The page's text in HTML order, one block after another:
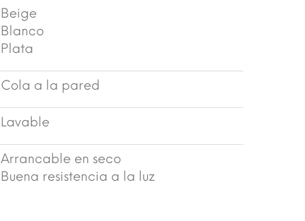
Beige
Blanco
Plata
Cola a la pared
Lavable
Arrancable en seco
Buena resistencia a la luz